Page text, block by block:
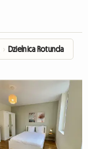
› Dzielnica Rotunda